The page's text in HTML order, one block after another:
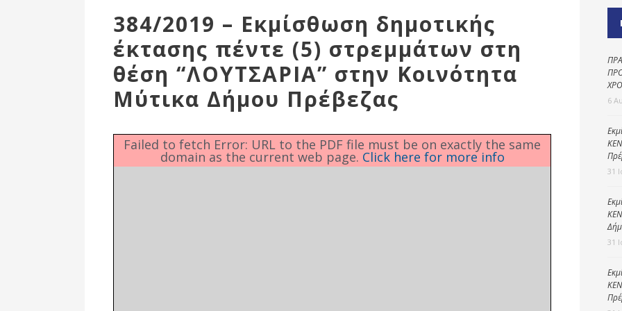
Δημοτικές
Ενότητες
αστυνομία
Γραφείο εσόδων
προστασία
384/2019 – Εκμίσθωση δημοτικής
έκτασης πέντε (5) στρεμμάτων στη
θέση “ΛΟΥΤΣΑΡΙΑ” στην Κοινότητα
Μύτικα Δήμου Πρέβεζας
Failed to fetch Error: URL to the PDF file must be on exactly the same
domain as the current web page. Click here for more info
6
31
31